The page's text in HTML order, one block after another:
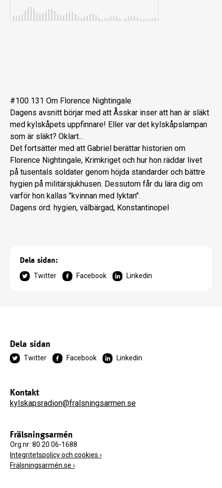
#100 131 Om Florence Nightingale
Dagens avsnitt börjar med att Åsskar inser att han är släkt
med kylskåpets uppfinnare! Eller var det kylskåpslampan
som är släkt? Oklart...
Det fortsätter med att Gabriel berättar historien om
Florence Nightingale, Krimkriget och hur hon räddar livet
på tusentals soldater genom höjda standarder och bättre
hygien på militärsjukhusen. Dessutom får du lära dig om
varför hon kallas "kvinnan med lyktan".
Dagens ord: hygien, välbärgad, Konstantinopel
Dela sidan:
Twitter Facebook Linkedin
Dela sidan
Twitter Facebook Linkedin
Kontakt
kylskapsradion@fralsningsarmen.se
Frälsningsarmén
Org.nr: 80 20 06-1688
Integritetspolicy och cookies ›
Frälsningsarmén.se ›